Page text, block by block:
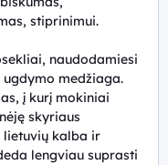
stiprinimui.
naudodamiesi
medžiaga.
į kurį mokiniai
skyriaus
lietuvių kalba ir
lengviau suprasti